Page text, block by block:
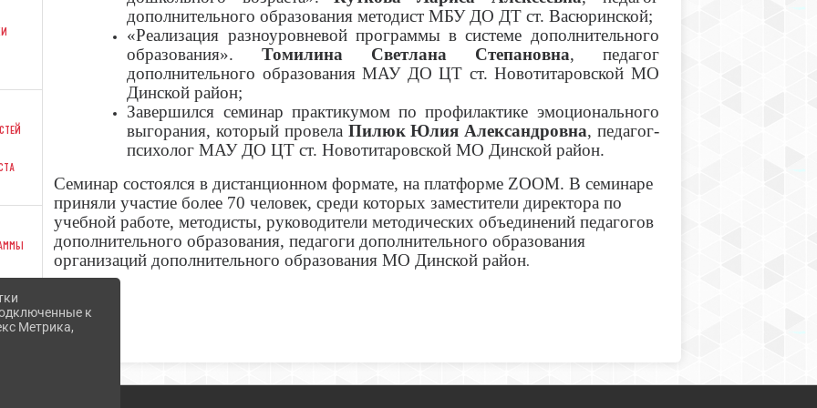
дополнительного образования методист МБУ ДО ДТ ст. Васюринской;
«Реализация разноуровневой программы в системе дополнительного
образования».Томилина Светлана Степановна, педагог
дополнительного образования МАУ ДО ЦТ ст. Новотитаровской МО
Динской район;
Завершился семинар практикумом по профилактике эмоционального
выгорания, который провела Пилюк Юлия Александровна, педагог-
психолог МАУ ДО ЦТ ст. Новотитаровской МО Динской район.
Семинар состоялся в дистанционном формате, на платформе ZOOM. В семинаре
приняли участие более 70 человек, среди которых заместители директора по
учебной работе, методисты, руководители методических объединений педагогов
дополнительного образования, педагоги дополнительного образования
организаций дополнительного образования МО Динской район.
к
Метрика,